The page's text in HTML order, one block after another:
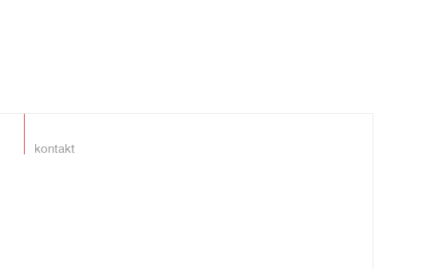
kontakt